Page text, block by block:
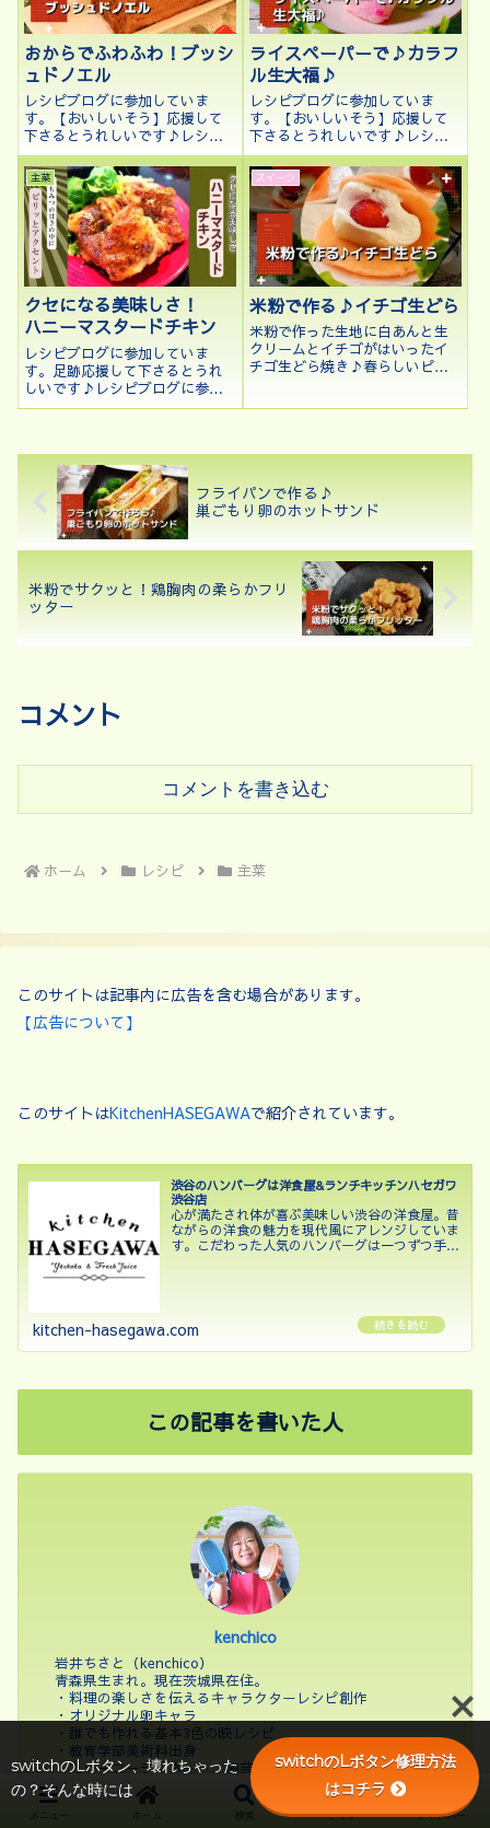
おからでふわふわ！ブッシ
ュドノエル
レシピブログに参加していま
す。【おいしいそう】応援して
下さるとうれしいです♪レシピ
ブログに参加中♪クリックして
応援して下さるとうれしいです
♪こんにちは、kenchicoです♪
クリスマスももうすぐなので、
今年こそはと今まで作りたかっ
たブッシュ...
ライスペーパーで♪カラフ
ル生大福♪
レシピブログに参加していま
す。【おいしいそう】応援して
下さるとうれしいです♪レシピ
ブログに参加中♪クリックして
応援して下さるとうれしいです
♪こんにちは、kenchicoです。
先日2023.11.29にCOOKPADが
食トレンド大賞2023を...
主菜
クセになる美味しさ！
ハニーマスタードチキン
レシピブログに参加していま
す。足跡応援して下さるとうれ
しいです♪レシピブログに参加
中♪もう来週は8月ですね。暑く
暑くて食欲がなくなってはいま
せんか？今回は、食欲がないと
きでも食...
スイーツ
米粉で作る♪イチゴ生どら
米粉で作った生地に白あんと生
クリームとイチゴがはいったイ
チゴ生どら焼き♪春らしいピン
フライパンで作る♪
巣ごもり卵のホットサンド
米粉でサクッと！鶏胸肉の柔らかフリ
ッター
コメント
コメントを書き込む
ホーム レシピ 主菜
このサイトは記事内に広告を含む場合があります。
【広告について】
このサイトはKitchenHASEGAWAで紹介されています。
渋谷のハンバーグは洋食屋&ランチキッチンハセガワ
渋谷店
心が満たされ体が喜ぶ美味しい渋谷の洋食屋。昔
ながらの洋食の魅力を現代風にアレンジしていま
す。こだわった人気のハンバーグは一つずつ手作
kitchen-hasegawa.com
この記事を書いた人
kenchico
岩井ちさと（kenchico）
青森県生まれ。現在茨城県在住。
・料理の楽しさを伝えるキャラクターレシピ創作
・オリジナル卵キャラ
・誰でも作れる基本3色の映レシピ
・教育学部美術科出身
・カラーコーディネート、陶芸
・マイメロディ、カービー等まるいもの好き
東京学芸大学中等科美術科卒業後、営業・サービス業で
検索 トップ サイドバー
switchのLボタン、壊れちゃった
の？そんな時には
switchのLボタン修理方法
はコチラ